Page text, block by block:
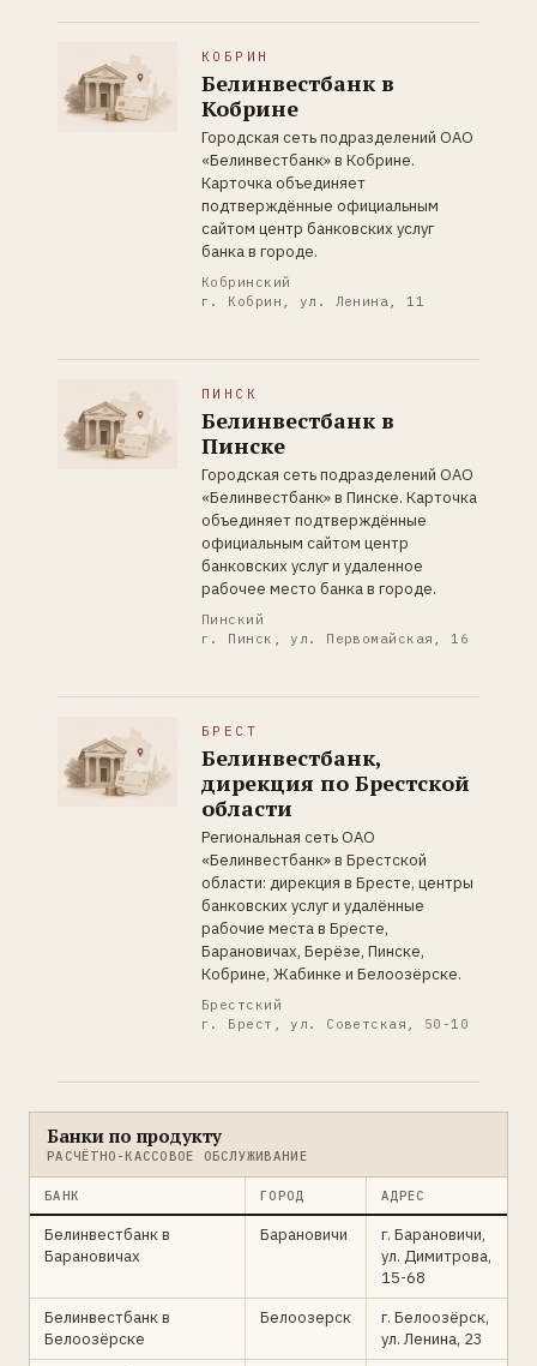
КОБРИН
Белинвестбанк в
Кобрине
Городская сеть подразделений ОАО
«Белинвестбанк» в Кобрине.
Карточка объединяет
подтверждённые официальным
сайтом центр банковских услуг
банка в городе.
Кобринский
г. Кобрин, ул. Ленина, 11
ПИНСК
Белинвестбанк в
Пинске
Городская сеть подразделений ОАО
«Белинвестбанк» в Пинске. Карточка
объединяет подтверждённые
официальным сайтом центр
банковских услуг и удаленное
рабочее место банка в городе.
Пинский
г. Пинск, ул. Первомайская, 16
БРЕСТ
Белинвестбанк,
дирекция по Брестской
области
Региональная сеть ОАО
«Белинвестбанк» в Брестской
области: дирекция в Бресте, центры
банковских услуг и удалённые
рабочие места в Бресте,
Барановичах, Берёзе, Пинске,
Кобрине, Жабинке и Белоозёрске.
Брестский
г. Брест, ул. Советская, 50-10
Банки по продукту
РАСЧЁТНО-КАССОВОЕ ОБСЛУЖИВАНИЕ
БАНК ГОРОД АДРЕС
Белинвестбанк в
Барановичах
Барановичи
г. Барановичи,
ул. Димитрова,
15-68
Белинвестбанк в
Белоозёрске
Белоозерск
г. Белоозёрск,
ул. Ленина, 23